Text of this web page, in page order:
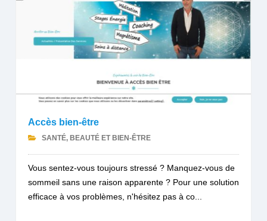
Accès bien-être
SANTÉ, BEAUTÉ ET BIEN-ÊTRE
Vous sentez-vous toujours stressé ? Manquez-vous de
sommeil sans une raison apparente ? Pour une solution
efficace à vos problèmes, n'hésitez pas à co...